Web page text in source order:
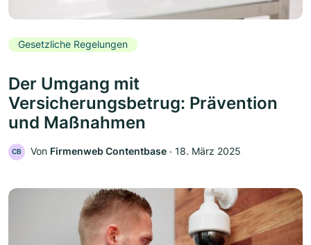
Gesetzliche Regelungen
Der Umgang mit
Versicherungsbetrug: Prävention
und Maßnahmen
CB Von Firmenweb Contentbase ‧ 18. März 2025